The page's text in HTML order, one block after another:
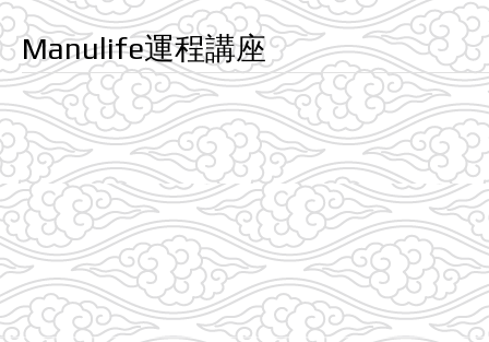
Manulife運程講座